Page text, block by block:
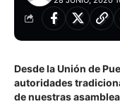
Desde laUnión de
autoridades
de nuestras